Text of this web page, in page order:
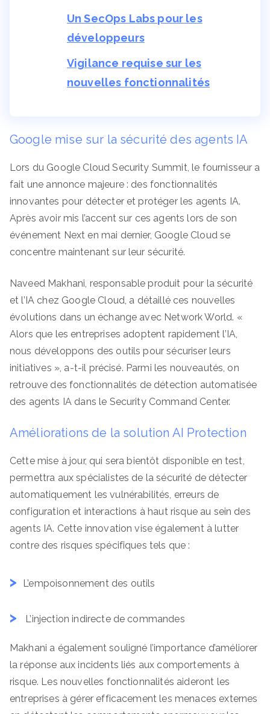
Un SecOps Labs pour les
développeurs
Vigilance requise sur les
nouvelles fonctionnalités
Google mise sur la sécurité des agents IA
Lors du Google Cloud Security Summit, le fournisseur a
fait une annonce majeure : des fonctionnalités
innovantes pour détecter et protéger les agents IA.
Après avoir mis l’accent sur ces agents lors de son
événement Next en mai dernier, Google Cloud se
concentre maintenant sur leur sécurité.
Naveed Makhani, responsable produit pour la sécurité
et l’IA chez Google Cloud, a détaillé ces nouvelles
évolutions dans un échange avec Network World. «
Alors que les entreprises adoptent rapidement l’IA,
nous développons des outils pour sécuriser leurs
initiatives », a-t-il précisé. Parmi les nouveautés, on
retrouve des fonctionnalités de détection automatisée
des agents IA dans le Security Command Center.
Améliorations de la solution AI Protection
Cette mise à jour, qui sera bientôt disponible en test,
permettra aux spécialistes de la sécurité de détecter
automatiquement les vulnérabilités, erreurs de
configuration et interactions à haut risque au sein des
agents IA. Cette innovation vise également à lutter
contre des risques spécifiques tels que :
L’empoisonnement des outils
L’injection indirecte de commandes
Makhani a également souligné l’importance d’améliorer
la réponse aux incidents liés aux comportements à
risque. Les nouvelles fonctionnalités aideront les
entreprises à gérer efficacement les menaces externes